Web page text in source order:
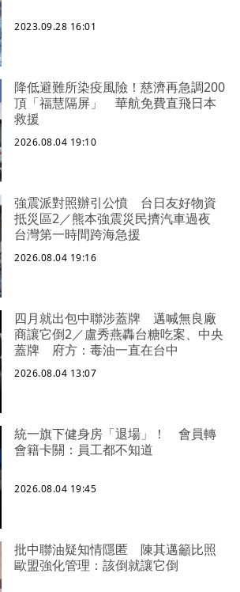
2023.09.28 16:01
降低避難所染疫風險！慈濟再急調200
頂「福慧隔屏」 華航免費直飛日本
救援
2026.08.04 19:10
強震派對照辦引公憤 台日友好物資
抵災區2／熊本強震災民擠汽車過夜
台灣第一時間跨海急援
2026.08.04 19:16
四月就出包中聯涉蓋牌 邁喊無良廠
商讓它倒2／盧秀燕轟台糖吃案、中央
蓋牌 府方：毒油一直在台中
2026.08.04 13:07
統一旗下健身房「退場」！ 會員轉
會籍卡關：員工都不知道
2026.08.04 19:45
批中聯油疑知情隱匿 陳其邁籲比照
歐盟強化管理：該倒就讓它倒